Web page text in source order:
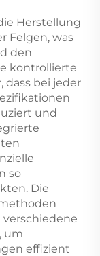
Herstellung
Felgen, was
den
kontrollierte
bei jeder
und
so
Die
um
effizient